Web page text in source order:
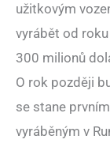
užitkovým
vyrábět od
300 milionů
O rok později
se stane
vyráběným v